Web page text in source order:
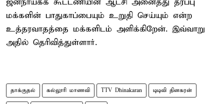
மக்களின் பாதுகாப்பையும் உறுதி செய்யும் என்ற
உத்தரவாதத்தை மக்களிடம் அளிக்கிறேன். இவ்வாறு
அதில் தெரிவித்துள்ளார்.
தாக்குதல் கல்லூரி மாணவி TTV Dhinakaran டிடிவி தினகரன்